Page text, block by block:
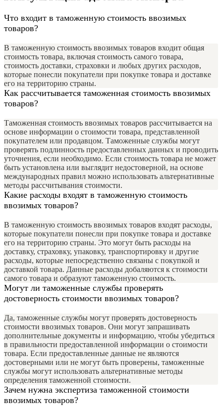
Что входит в таможенную стоимость ввозимых
товаров?
В таможенную стоимость ввозимых товаров входит общая
стоимость товара, включая стоимость самого товара,
стоимость доставки, страховки и любых других расходов,
которые понесли покупатели при покупке товара и доставке
его на территорию страны.
Как рассчитывается таможенная стоимость ввозимых
товаров?
Таможенная стоимость ввозимых товаров рассчитывается на
основе информации о стоимости товара, представленной
покупателем или продавцом. Таможенные службы могут
проверять подлинность предоставленных данных и проводить
уточнения, если необходимо. Если стоимость товара не может
быть установлена или выглядит недостоверной, на основе
международных правил можно использовать альтернативные
методы рассчитывания стоимости.
Какие расходы входят в таможенную стоимость
ввозимых товаров?
В таможенную стоимость ввозимых товаров входят расходы,
которые покупатели понесли при покупке товара и доставке
его на территорию страны. Это могут быть расходы на
доставку, страховку, упаковку, транспортировку и другие
расходы, которые непосредственно связаны с покупкой и
доставкой товара. Данные расходы добаляются к стоимости
самого товара и образуют таможенную стоимость.
Могут ли таможенные службы проверять
достоверность стоимости ввозимых товаров?
Да, таможенные службы могут проверять достоверность
стоимости ввозимых товаров. Они могут запрашивать
дополнительные документы и информацию, чтобы убедиться
в правильности предоставленной информации о стоимости
товара. Если предоставленные данные не являются
достоверными или не могут быть проверены, таможенные
службы могут использовать альтернативные методы
определения таможенной стоимости.
Зачем нужна экспертиза таможенной стоимости
ввозимых товаров?